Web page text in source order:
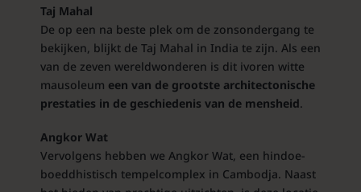
Taj Mahal
De op een na beste plek om de zonsondergang te
bekijken, blijkt de Taj Mahal in India te zijn. Als een
van de zeven wereldwonderen is dit ivoren witte
mausoleum een van de grootste architectonische
prestaties in de geschiedenis van de mensheid.
Angkor Wat
Vervolgens hebben we Angkor Wat, een hindoe-
boeddhistisch tempelcomplex in Cambodja. Naast